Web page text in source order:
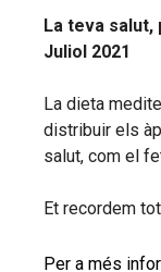
La teva salut,
Juliol 2021
La dieta
distribuir els
salut, com el
Et recordem
Per a més